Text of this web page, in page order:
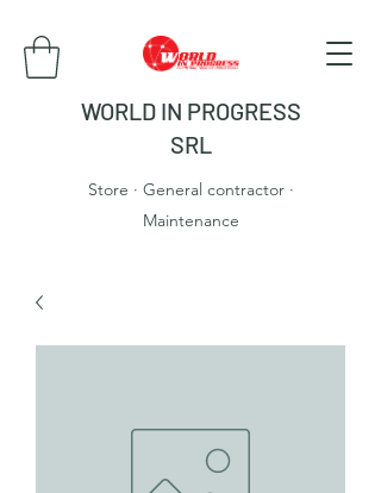
WORLD IN PROGRESS
SRL
Store · General contractor ·
Maintenance